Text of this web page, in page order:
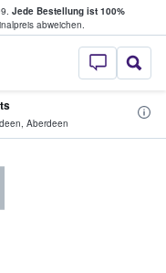
Jede Bestellung ist 100%
abweichen.
StubHub - Wo
, Aberdeen